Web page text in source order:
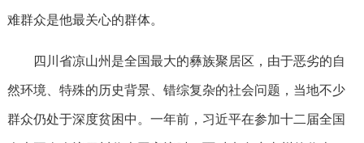
难群众是他最关心的群体。
四川省凉山州是全国最大的彝族聚居区，由于恶劣的自
然环境、特殊的历史背景、错综复杂的社会问题，当地不少
群众仍处于深度贫困中。一年前，习近平在参加十二届全国